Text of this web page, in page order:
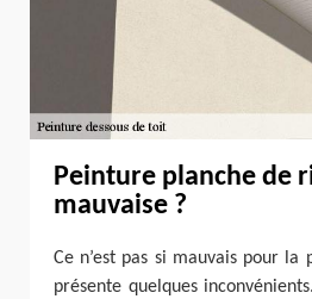
Peinture planche de
mauvaise ?
Ce n’est pas si mauvais pour la
présente quelques